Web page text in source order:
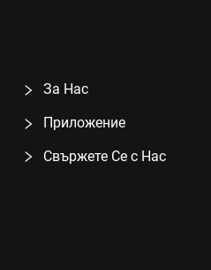
За Нас
Приложение
Свържете Се с Нас